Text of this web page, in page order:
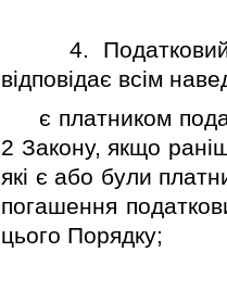
4. Податковий
вiдповiдає всiм
є платником
2 Закону, якщо
якi є або були
погашення
цього Порядку;